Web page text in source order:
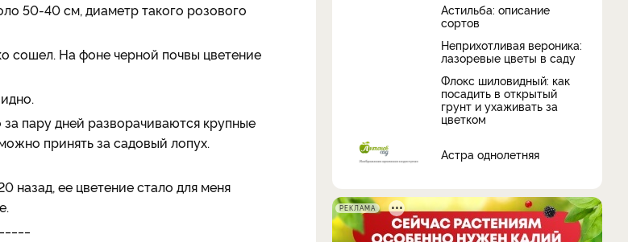
50-40 см, диаметр такого розового
сошел. На фоне черной почвы цветение
пару дней разворачиваются крупные
принять за садовый лопух.
назад, ее цветение стало для меня
Астильба: описание
сортов
Неприхотливая вероника:
лазоревые цветы в саду
Флокс шиловидный: как
посадить в открытый
грунт и ухаживать за
цветком
Астра однолетняя
РЕКЛАМА